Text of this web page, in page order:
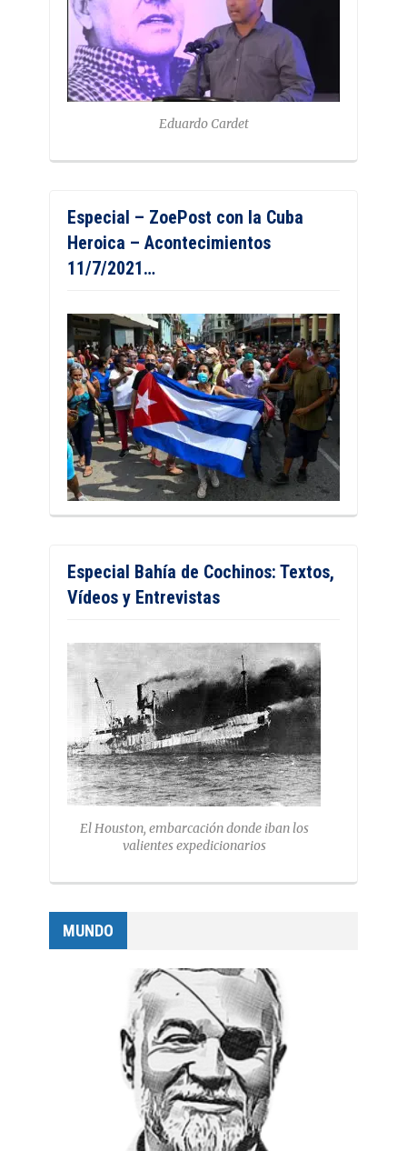
Eduardo Cardet
Especial – ZoePost con la Cuba
Heroica – Acontecimientos
11/7/2021…
Especial Bahía de Cochinos: Textos,
Vídeos y Entrevistas
El Houston, embarcación donde iban los
valientes expedicionarios
MUNDO